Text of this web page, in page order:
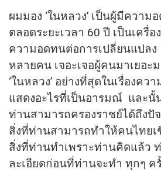
ผมมอง ‘ในหลวง’ เป็นผู้มีควา
ตลอดระยะเวลา 60 ปี เป็นเครื่
ความอดทนต่อการเปลี่ยนแปล
หลายคน เจอะเจอผู้คนมาเยอ
‘ในหลวง’ อย่างที่สุดในเรื่องค
แสดงอะไรที่เป็นอารมณ์ และนั้
ท่านสามารถครองราชย์ได้ถึง
สิ่งที่ท่านสามารถทำให้คนไทย
สิ่งที่ท่านทำเพราะท่านคิดแล้ว
ละเอียดก่อนที่ท่านจะทำ ทุกๆ ค